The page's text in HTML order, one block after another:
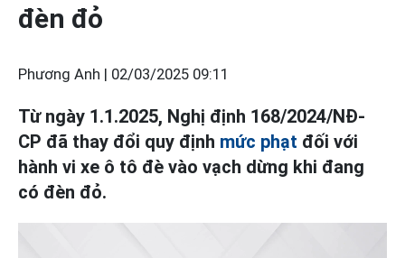
đèn đỏ
Phương Anh | 02/03/2025 09:11
Từ ngày 1.1.2025, Nghị định 168/2024/NĐ-
CP đã thay đổi quy định mức phạt đối với
hành vi xe ô tô đè vào vạch dừng khi đang
có đèn đỏ.